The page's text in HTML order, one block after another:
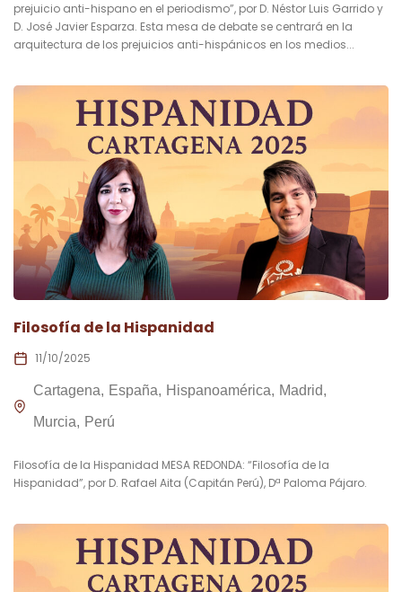
prejuicio anti-hispano en el periodismo”, por D. Néstor Luis Garrido y
D. José Javier Esparza. Esta mesa de debate se centrará en la
arquitectura de los prejuicios anti-hispánicos en los medios...
Filosofía de la Hispanidad
11/10/2025
Cartagena España Hispanoamérica Madrid
Murcia Perú
Filosofía de la Hispanidad MESA REDONDA: “Filosofía de la
Hispanidad”, por D. Rafael Aita (Capitán Perú), Dª Paloma Pájaro.